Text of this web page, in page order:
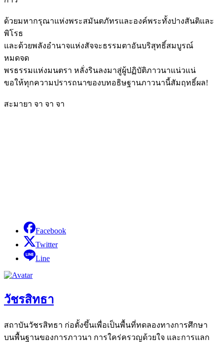
ด้วยมหากรุณาแห่งพระสมันตภัทรและองค์พระทั้งปางสันติและ
พิโรธ
และด้วยพลังอำนาจแห่งสัจจะธรรมตาอันบริสุทธิ์สมบูรณ์
หมดจด
พรธรรมแห่งมนตรา หลั่งรินลงมาสู่ผู้ปฏิบัติภาวนาแน่วแน่
ขอให้ทุกความปรารถนาของบทอธิษฐานภาวนานี้สัมฤทธิ์ผล!
สะมายา จา จา จา
Facebook
Twitter
Line
วัชรสิทธา
สถาบันวัชรสิทธา ก่อตั้งขึ้นเพื่อเป็นพื้นที่ทดลองทางการศึกษา
บนพื้นฐานของการภาวนา การใคร่ครวญด้วยใจ และการแลก